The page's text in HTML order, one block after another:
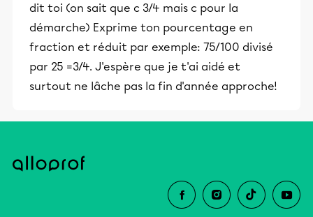
dit toi (on sait que c 3/4 mais c pour la
démarche) Exprime ton pourcentage en
fraction et réduit par exemple: 75/100 divisé
par 25 =3/4. J'espère que je t'ai aidé et
surtout ne lâche pas la fin d'année approche!